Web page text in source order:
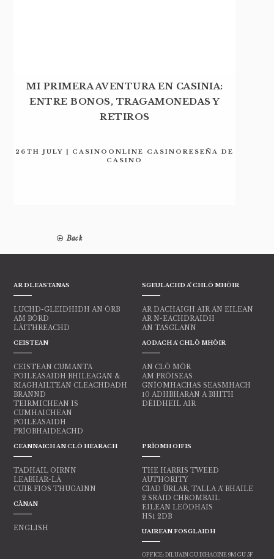
MI PRIMERA AVENTURA EN CASINIA:
ENTRE BONOS, TRAGAMONEDAS Y
RETIROS
26TH JULY | CASINOONLINE CASINORESEÑA DE
CASINO
Back
AR DLEASTANAS
LUCHD-GLEIDHIDH AN ÒRB
AM BÒRD
LÀITHREACHD
CEISTEAN
CEISTEAN CUMANTA
POILEASAIDH BHILEAGAN &
RIAGHAILTEAN CLEACHDADH
BRANND
TEIRMICHEAN IS
CUMHAICHEAN
POILEASAIDH
PRÌOBHAIDEACHD
SGEULACHD A' CHLÒ MHÒIR
AR DACHAIGH AIR AN EILEAN
AR N-EACHDRAIDH
AN TASGLANN
AODACH A' CHLÒ MHÒIR
AN CLÒ MÒR
AM PRÒISEAS
GNÌOMHACHAS SEASMHACH
10 ADHBHARAN A BHITH
DÈIDHEIL AIR
CEANNAICH AN CLÒ HEARACH
TADHAIL OIRNN
LEABHAR-LÀ
CUIR FIOS THUGAINN
CÀNAN
ENGLISH
PRÌOMH OIFIS
THE HARRIS TWEED
AUTHORITY
CIAD ÙRLAR, TALLA A' BHAILE
2 SRÀID CHROMBAIL
EILEAN LEÒDHAIS
HS1 2DB
UAIREAN FOSGLAIDH
OFFICE: DILUAIN GU DIHAOINE 9M GU 5F